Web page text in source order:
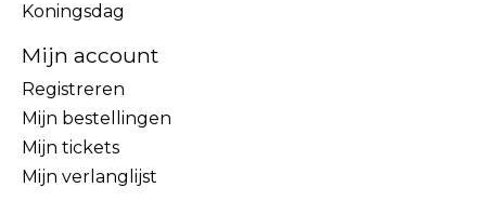
Koningsdag
Mijn account
Registreren
Mijn bestellingen
Mijn tickets
Mijn verlanglijst